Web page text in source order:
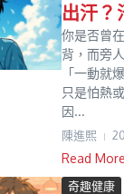
出汗？
你是否曾
背，而旁
「一動就
只是怕熱
因...
陳進𤋮
Read More
奇趣健康